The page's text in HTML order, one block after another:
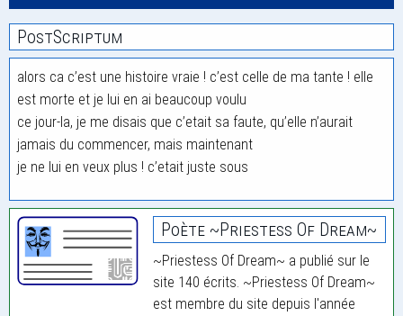
PostScriptum
alors ca c’est une histoire vraie ! c’est celle de ma tante ! elle
est morte et je lui en ai beaucoup voulu
ce jour-la, je me disais que c’etait sa faute, qu’elle n’aurait
jamais du commencer, mais maintenant
je ne lui en veux plus ! c’etait juste sous
Poète ~Priestess Of Dream~
~Priestess Of Dream~ a publié sur le
site 140 écrits. ~Priestess Of Dream~
est membre du site depuis l'année